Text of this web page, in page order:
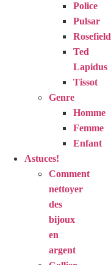
Police
Pulsar
Rosefield
Ted
Lapidus
Tissot
Genre
Homme
Femme
Enfant
Astuces!
Comment
nettoyer
des
bijoux
en
argent